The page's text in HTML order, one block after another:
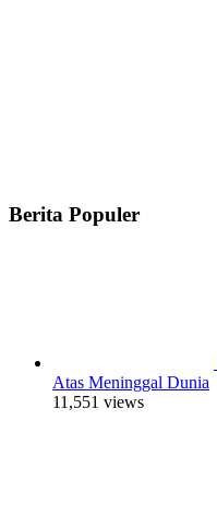
Berita Populer
Atas Meninggal Dunia
11,551 views